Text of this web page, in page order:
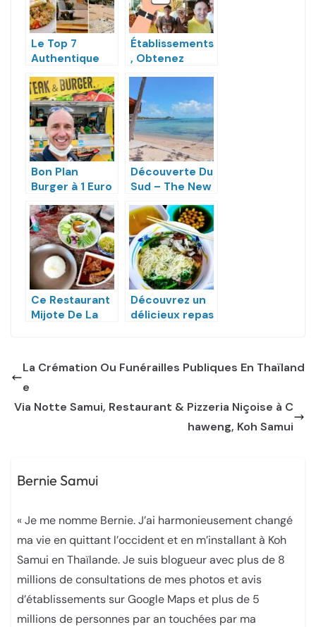
Le Top 7
Authentique
Des Activités
2021 À Koh
Samui
Établissements
, Obtenez
Votre
Publication Sur
Le Blog
Francophone
#1 à Koh Samui
Bon Plan
Burger à 1 Euro
– It Is Steak &
Burger
Découverte Du
Sud – The New
French Kiss
Ce Restaurant
Mijote De La
Européenne
Découvrez un
délicieux repas
livraison à 6€
La Crémation Ou Funérailles Publiques En Thaïland
e
Via Notte Samui, Restaurant & Pizzeria Niçoise à C
haweng, Koh Samui
Bernie Samui
« Je me nomme Bernie. J’ai harmonieusement changé
ma vie en quittant l’occident et en m’installant à Koh
Samui en Thaïlande. Je suis blogueur avec plus de 8
millions de consultations de mes photos et avis
d’établissements sur Google Maps et plus de 5
millions de personnes par an touchées par ma